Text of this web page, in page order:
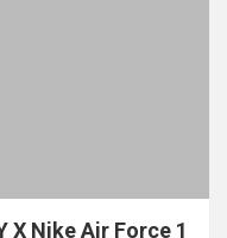
X Nike Air Force 1